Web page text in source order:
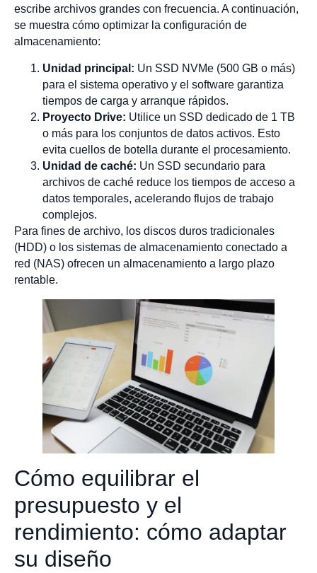
escribe archivos grandes con frecuencia. A continuación,
se muestra cómo optimizar la configuración de
almacenamiento:
Unidad principal: Un SSD NVMe (500 GB o más)
para el sistema operativo y el software garantiza
tiempos de carga y arranque rápidos.
Proyecto Drive: Utilice un SSD dedicado de 1 TB
o más para los conjuntos de datos activos. Esto
evita cuellos de botella durante el procesamiento.
Unidad de caché: Un SSD secundario para
archivos de caché reduce los tiempos de acceso a
datos temporales, acelerando flujos de trabajo
complejos.
Para fines de archivo, los discos duros tradicionales
(HDD) o los sistemas de almacenamiento conectado a
red (NAS) ofrecen un almacenamiento a largo plazo
rentable.
Cómo equilibrar el
presupuesto y el
rendimiento: cómo adaptar
su diseño